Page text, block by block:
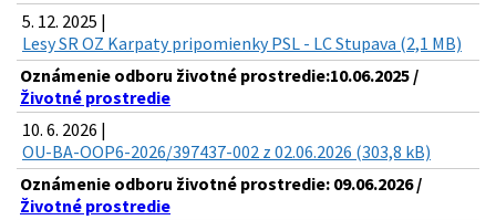
5. 12. 2025 |
Lesy SR OZ Karpaty pripomienky PSL - LC Stupava (2,1 MB)
Oznámenie odboru životné prostredie:10.06.2025 /
Životné prostredie
10. 6. 2026 |
OU-BA-OOP6-2026/397437-002 z 02.06.2026 (303,8 kB)
Oznámenie odboru životné prostredie: 09.06.2026 /
Životné prostredie